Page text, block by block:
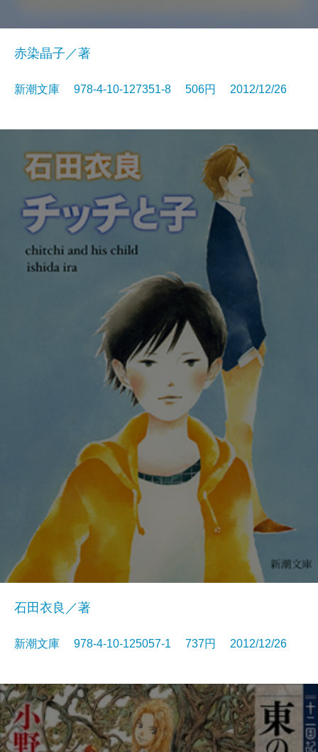
赤染晶子／著
新潮文庫 978-4-10-127351-8 506円 2012/12/26
石田衣良／著
新潮文庫 978-4-10-125057-1 737円 2012/12/26